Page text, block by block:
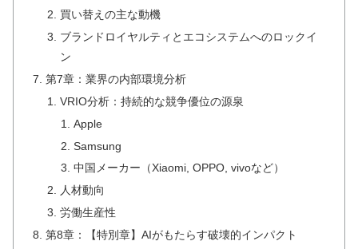
買い替えの主な動機
ブランドロイヤルティとエコシステムへのロックイ
ン
第7章：業界の内部環境分析
VRIO分析：持続的な競争優位の源泉
Apple
Samsung
中国メーカー（Xiaomi, OPPO, vivoなど）
人材動向
労働生産性
第8章：【特別章】AIがもたらす破壊的インパクト